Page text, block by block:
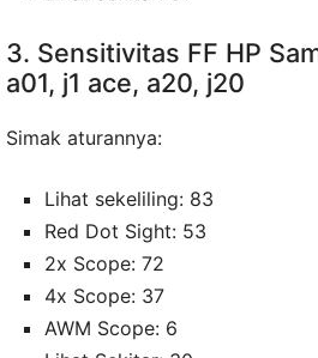
3. Sensitivitas FF HP
a01, j1 ace, a20, j20
Simak aturannya:
Lihat sekeliling: 83
Red Dot Sight: 53
2x Scope: 72
4x Scope: 37
AWM Scope: 6